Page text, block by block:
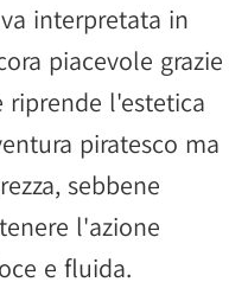
interpretata in
piacevole grazie
riprende l'estetica
piratesco ma
sebbene
l'azione
e fluida.